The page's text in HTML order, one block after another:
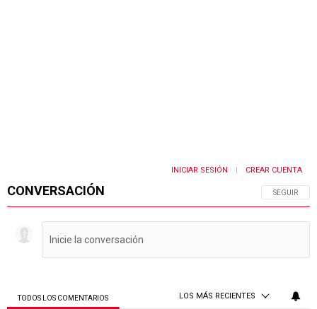
CONVERSACIÓN SIGA ESTA
SEGUIR
INICIAR SESIÓN CREAR CUENTA
TODOS LOS COMENTARIOS LOS MÁS RECIENTES